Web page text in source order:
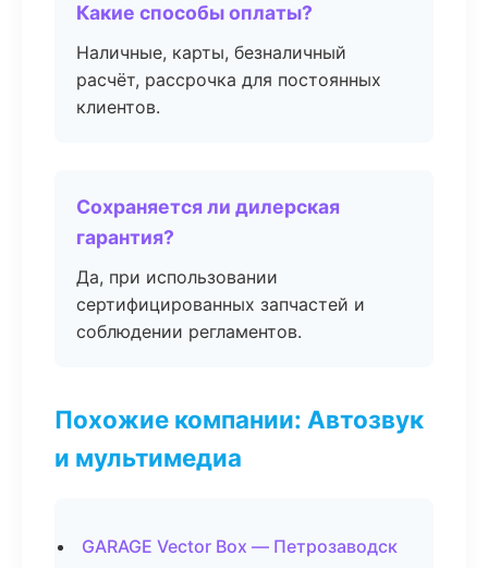
Какие способы оплаты?
Наличные, карты, безналичный
расчёт, рассрочка для постоянных
клиентов.
Сохраняется ли дилерская
гарантия?
Да, при использовании
сертифицированных запчастей и
соблюдении регламентов.
Похожие компании: Автозвук
и мультимедиа
GARAGE Vector Box — Петрозаводск